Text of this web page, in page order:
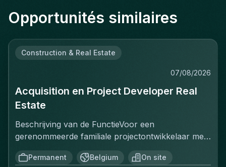
Opportunités similaires
Construction & Real Estate
07/08/2026
Acquisition en Project Developer Real
Estate
Beschrijving van de FunctieVoor een
gerenommeerde familiale projectontwikkelaar met
een sterke positie op de Belgische vastgoedmarkt,
zoekt een ervaren Projectontwikkelaar die
Permanent Belgium On site